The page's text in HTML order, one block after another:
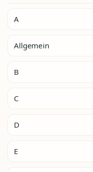
A
Allgemein
B
C
D
E